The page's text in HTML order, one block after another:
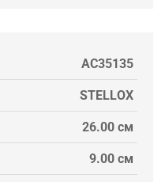
AC35135
STELLOX
26.00 см
9.00 см